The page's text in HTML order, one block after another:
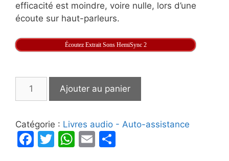
efficacité est moindre, voire nulle, lors d’une
écoute sur haut-parleurs.
Écoutez Extrait Sons HemiSync 2
quantité
Sons
HemiSync
2
Ajouter au panier
Catégorie : Livres audio - Auto-assistance
F
T
W E